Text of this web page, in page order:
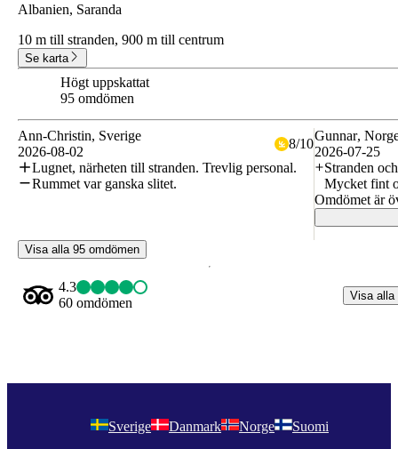
Albanien, Saranda
10 m till stranden, 900 m till centrum
Se karta
Högt uppskattat
95 omdömen
Ann-Christin, Sverige
2026-08-02
8/10
Lugnet, närheten till stranden. Trevlig personal.
Rummet var ganska slitet.
Gunnar,
2026-07-25
Stranden
Mycket fint
Omdömet är
Visa alla 95 omdömen
4.3
60 omdömen
Visa alla
Sverige Danmark Norge Suomi